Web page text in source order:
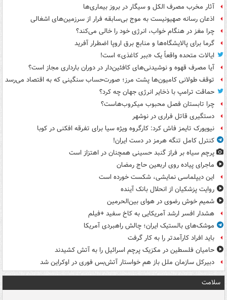
آثار مخرب مصرف الکل و سیگار در بروز بیماری‌ها
اذعان رسانه صهیونیست به موج بی‌سابقه فرار از سرزمین‌های اشغالی
چرا مغز در هنگام خواب، انرژی خود را خالی می‌کند؟
گرما برای پالایشگاه‌ها و منابع برق اروپا اضطرار آفرید
ایالات متحده واقعاً یک «ببر کاغذی» است!
آیا مصرف قهوه و نوشیدنی‌های کافئین‌دار در دوران بارداری مجاز است؟
توقف طولانی کامیون‌ها پشت مرز؛ صورت‌حساب سنگینی که به اقتصاد می‌رسد
حماقت ترامپ با ذخایر انرژی جهان چه کرد؟
چرا تابستان فصل محبوب میکروب‌هاست؟
دستگیری قاتل فراری در نوشهر
نیویورک تایمز فاش کرد: کارگروه ویژه سیا برای تفرقه افکنی در کوبا
کنترل کامل تنگه هرمز در دست ایران!
پرچم سیاه بر فراز گنبد حسینی همچنان در اهتزاز است
ماجرای پیاده روی اربعین حاج رمضان
این دیپلماسی نمایشی، شکست خورده است
روایت پزشکیان از انحلال بانک آینده
شمیم خوش رضوی در هوای بین‌الحرمین
هشدار افسر ارشد آمریکایی به کاخ سفید +فیلم
موشک‌های بالستیک ایران؛ چالش راهبردی آمریکا
باید افراد کارآمدتر را به کار گرفت
حامیان فلسطین در مکزیک پرچم اسرائیل را به آتش کشیدند
دبیرکل سازمان ملل باز هم خواستار آتش‌بس فوری در اوکراین شد
سلامت